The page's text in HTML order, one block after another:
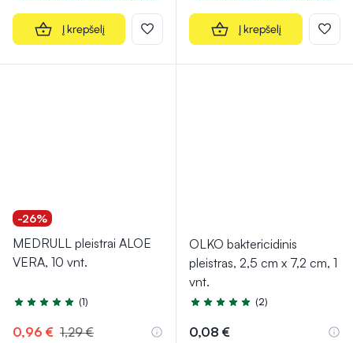
Į krepšelį Į krepšelį
-26%
MEDRULL pleistrai ALOE
VERA, 10 vnt.
Įvertinimas 5.0 iš 5
(1)
0,96 € 1,29 €
OLKO baktericidinis
pleistras, 2,5 cm x 7,2 cm, 1
vnt.
Įvertinimas 5.0 iš 5
(2)
0,08 €